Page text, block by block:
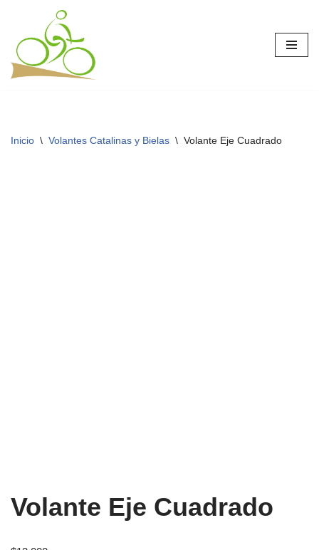
Saltar
al
contenido
Inicio \ Volantes Catalinas y Bielas \ Volante Eje Cuadrado
Volante Eje Cuadrado